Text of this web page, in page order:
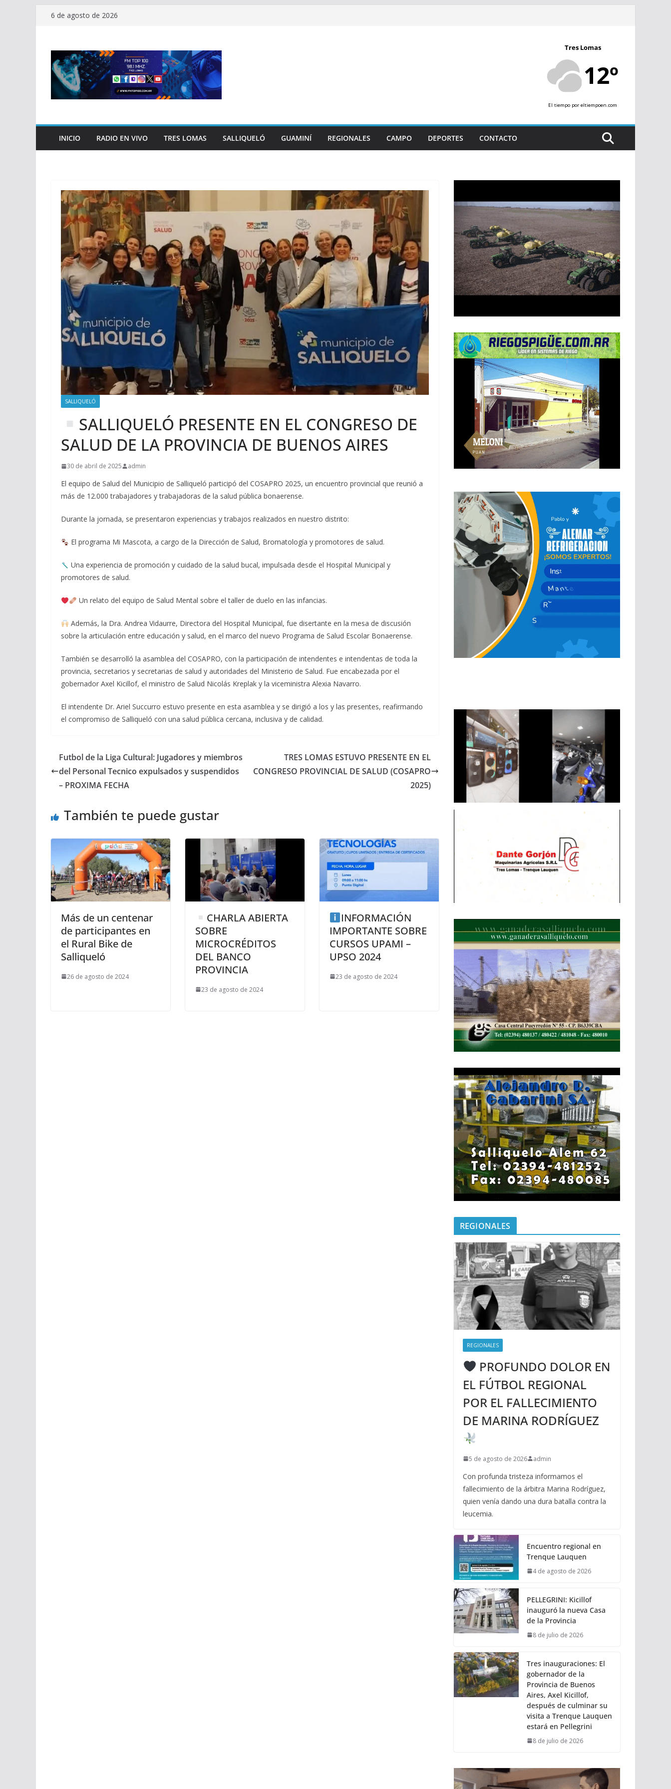
Saltar6 de agosto de 2026
Tres Lomas
12º
El tiempo por eltiempoen.com
INICIO RADIO EN VIVO TRES LOMAS SALLIQUELÓ GUAMINÍ REGIONALES CAMPO DEPORTES CONTACTO
SALLIQUELÓ
SALLIQUELÓ PRESENTE EN EL CONGRESO DE
SALUD DE LA PROVINCIA DE BUENOS AIRES
30 de abril de 2025 admin
El equipo de Salud del Municipio de Salliqueló participó del COSAPRO 2025, un encuentro provincial que reunió a
más de 12.000 trabajadores y trabajadoras de la salud pública bonaerense.
Durante la jornada, se presentaron experiencias y trabajos realizados en nuestro distrito:
El programa Mi Mascota, a cargo de la Dirección de Salud, Bromatología y promotores de salud.
Una experiencia de promoción y cuidado de la salud bucal, impulsada desde el Hospital Municipal y
promotores de salud.
Un relato del equipo de Salud Mental sobre el taller de duelo en las infancias.
Además, la Dra. Andrea Vidaurre, Directora del Hospital Municipal, fue disertante en la mesa de discusión
sobre la articulación entre educación y salud, en el marco del nuevo Programa de Salud Escolar Bonaerense.
También se desarrolló la asamblea del COSAPRO, con la participación de intendentes e intendentas de toda la
provincia, secretarios y secretarias de salud y autoridades del Ministerio de Salud. Fue encabezada por el
gobernador Axel Kicillof, el ministro de Salud Nicolás Kreplak y la viceministra Alexia Navarro.
El intendente Dr. Ariel Succurro estuvo presente en esta asamblea y se dirigió a los y las presentes, reafirmando
el compromiso de Salliqueló con una salud pública cercana, inclusiva y de calidad.
Futbol de la Liga Cultural: Jugadores y miembros
del Personal Tecnico expulsados y suspendidos
– PROXIMA FECHA
TRES LOMAS ESTUVO PRESENTE EN EL
CONGRESO PROVINCIAL DE SALUD (COSAPRO
2025)
También te puede gustar
Más de un centenar
de participantes en
el Rural Bike de
Salliqueló
26 de agosto de 2024
CHARLA ABIERTA
SOBRE
MICROCRÉDITOS
DEL BANCO
PROVINCIA
23 de agosto de 2024
INFORMACIÓN
IMPORTANTE SOBRE
CURSOS UPAMI –
UPSO 2024
23 de agosto de 2024
REGIONALES
REGIONALES
PROFUNDO DOLOR EN
EL FÚTBOL REGIONAL
POR EL FALLECIMIENTO
DE MARINA RODRÍGUEZ
5 de agosto de 2026 admin
Con profunda tristeza informamos el
fallecimiento de la árbitra Marina Rodríguez,
quien venía dando una dura batalla contra la
leucemia.
Encuentro regional en
Trenque Lauquen
4 de agosto de 2026
PELLEGRINI: Kicillof
inauguró la nueva Casa
de la Provincia
8 de julio de 2026
Tres inauguraciones: El
gobernador de la
Provincia de Buenos
Aires, Axel Kicillof,
después de culminar su
visita a Trenque Lauquen
estará en Pellegrini
8 de julio de 2026